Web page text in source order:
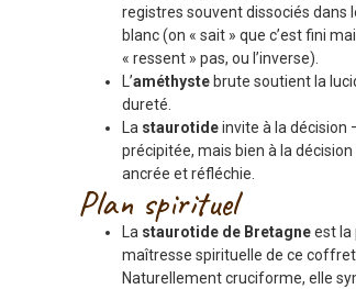
registres souvent dissociés dans
blanc (on « sait » que c’est fini
« ressent » pas, ou l’inverse).
L’améthystebrute soutient la
dureté.
La staurotideinvite à la décision
précipitée, mais bien à la décision
ancrée et réfléchie.
Plan spirituel
La staurotide de Bretagneest la
maîtresse spirituelle de ce coffret.
Naturellement cruciforme, elle